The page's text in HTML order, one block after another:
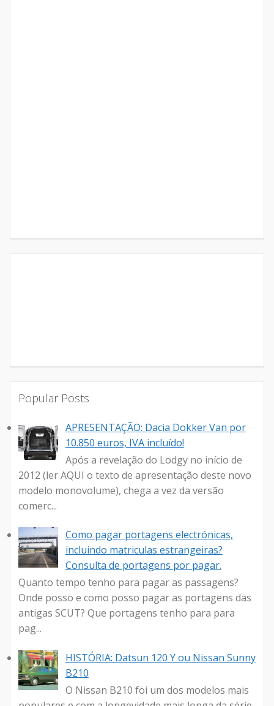
Popular Posts
APRESENTAÇÃO: Dacia Dokker Van por
10.850 euros, IVA incluído!
Após a revelação do Lodgy no início de
2012 (ler AQUI o texto de apresentação deste novo
modelo monovolume), chega a vez da versão
comerc...
Como pagar portagens electrónicas,
incluindo matriculas estrangeiras?
Consulta de portagens por pagar.
Quanto tempo tenho para pagar as passagens?
Onde posso e como posso pagar as portagens das
antigas SCUT? Que portagens tenho para para
pag...
HISTÓRIA: Datsun 120 Y ou Nissan Sunny
B210
O Nissan B210 foi um dos modelos mais